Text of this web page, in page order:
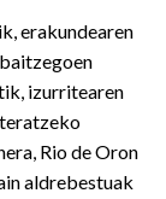
erakundearen
izurritearen
Rio de Oron
aldrebestuak